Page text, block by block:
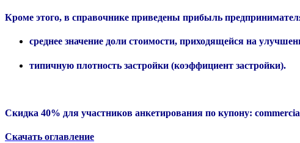
Кроме этого, в справочнике приведены прибыль
среднее значение доли стоимости, приходящейся на
типичную плотность застройки (коэффициент застройки).
Скидка 40% для участников анкетирования по купону:
Скачать оглавление